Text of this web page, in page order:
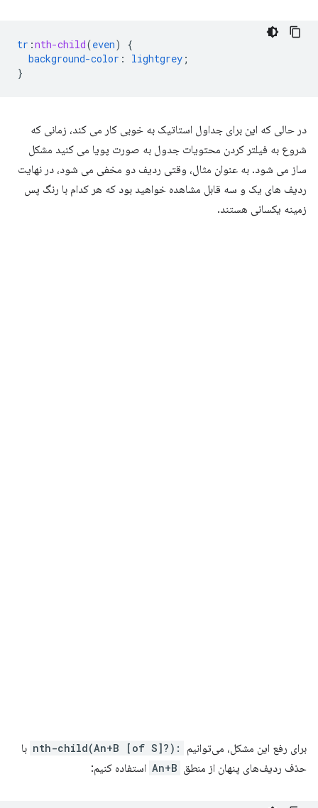
tr :nth-child(even)
{
background-color : lightgrey ;
}
در حالی که این برای جداول استاتیک به خوبی کار می کند، زمانی که
شروع به فیلتر کردن محتویات جدول به صورت پویا می کنید مشکل
ساز می شود. به عنوان مثال، وقتی ردیف دو مخفی می شود، در نهایت
ردیف های یک و سه قابل مشاهده خواهید بود که هر کدام با رنگ پس
زمینه یکسانی هستند.
برای رفع این مشکل، می‌توانیم :nth-child(An+B [of S]?)
با
حذف ردیف‌های پنهان از منطق An+B استفاده کنیم: